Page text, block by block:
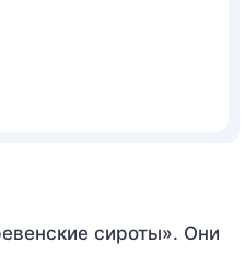
сироты». Они